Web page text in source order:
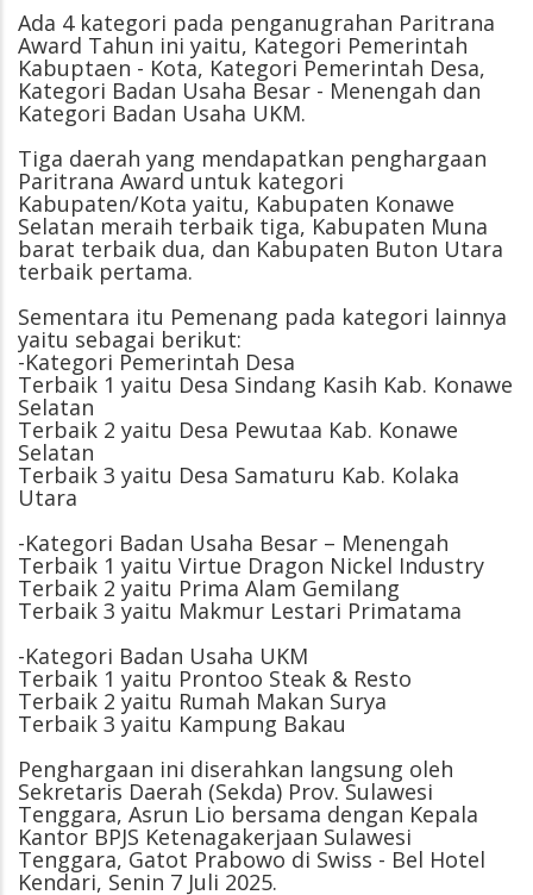
Ada 4 kategori pada penganugrahan Paritrana
Award Tahun ini yaitu, Kategori Pemerintah
Kabuptaen - Kota, Kategori Pemerintah Desa,
Kategori Badan Usaha Besar - Menengah dan
Kategori Badan Usaha UKM.
Tiga daerah yang mendapatkan penghargaan
Paritrana Award untuk kategori
Kabupaten/Kota yaitu, Kabupaten Konawe
Selatan meraih terbaik tiga, Kabupaten Muna
barat terbaik dua, dan Kabupaten Buton Utara
terbaik pertama.
Sementara itu Pemenang pada kategori lainnya
yaitu sebagai berikut:
-Kategori Pemerintah Desa
Terbaik 1 yaitu Desa Sindang Kasih Kab. Konawe
Selatan
Terbaik 2 yaitu Desa Pewutaa Kab. Konawe
Selatan
Terbaik 3 yaitu Desa Samaturu Kab. Kolaka
Utara
-Kategori Badan Usaha Besar – Menengah
Terbaik 1 yaitu Virtue Dragon Nickel Industry
Terbaik 2 yaitu Prima Alam Gemilang
Terbaik 3 yaitu Makmur Lestari Primatama
-Kategori Badan Usaha UKM
Terbaik 1 yaitu Prontoo Steak & Resto
Terbaik 2 yaitu Rumah Makan Surya
Terbaik 3 yaitu Kampung Bakau
Penghargaan ini diserahkan langsung oleh
Sekretaris Daerah (Sekda) Prov. Sulawesi
Tenggara, Asrun Lio bersama dengan Kepala
Kantor BPJS Ketenagakerjaan Sulawesi
Tenggara, Gatot Prabowo di Swiss - Bel Hotel
Kendari, Senin 7 Juli 2025.